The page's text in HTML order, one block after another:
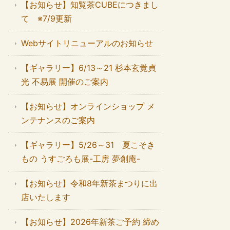
【お知らせ】知覧茶CUBEにつきまし
て ※7/9更新
Webサイトリニューアルのお知らせ
【ギャラリー】6/13～21 杉本玄覚貞
光 不易展 開催のご案内
【お知らせ】オンラインショップ メ
ンテナンスのご案内
【ギャラリー】5/26～31 夏こそき
もの うすごろも展-工房 夢創庵-
【お知らせ】令和8年新茶まつりに出
店いたします
【お知らせ】2026年新茶ご予約 締め